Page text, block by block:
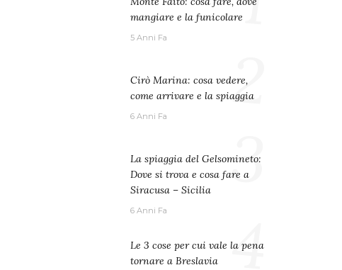
mangiare e la funicolare
5 Anni Fa
Cirò Marina: cosa vedere,
come arrivare e la spiaggia
6 Anni Fa 2
La spiaggia del Gelsomineto:
Dove si trova e cosa fare a
Siracusa – Sicilia
6 Anni Fa
3
Le 3 cose per cui vale la pena
tornare a Breslavia
4